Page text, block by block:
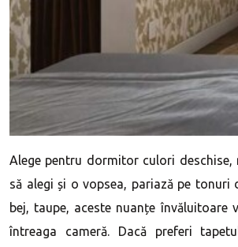
Alege pentru dormitor culori deschise,
să alegi și o vopsea, pariază pe tonuri
bej, taupe, aceste nuanțe învăluitoare
întreaga cameră. Dacă preferi